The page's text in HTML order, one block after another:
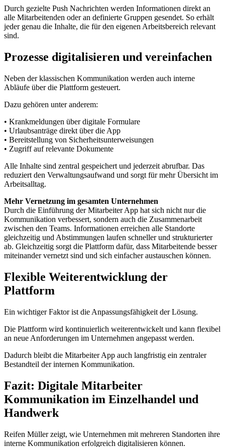
Durch gezielte Push Nachrichten werden Informationen direkt an
alle Mitarbeitenden oder an definierte Gruppen gesendet. So erhält
jeder genau die Inhalte, die für den eigenen Arbeitsbereich relevant
sind.
Prozesse digitalisieren und vereinfachen
Neben der klassischen Kommunikation werden auch interne
Abläufe über die Plattform gesteuert.
Dazu gehören unter anderem:
• Krankmeldungen über digitale Formulare
• Urlaubsanträge direkt über die App
• Bereitstellung von Sicherheitsunterweisungen
• Zugriff auf relevante Dokumente
Alle Inhalte sind zentral gespeichert und jederzeit abrufbar. Das
reduziert den Verwaltungsaufwand und sorgt für mehr Übersicht im
Arbeitsalltag.
Mehr Vernetzung im gesamten Unternehmen
Durch die Einführung der Mitarbeiter App hat sich nicht nur die
Kommunikation verbessert, sondern auch die Zusammenarbeit
zwischen den Teams. Informationen erreichen alle Standorte
gleichzeitig und Abstimmungen laufen schneller und strukturierter
ab. Gleichzeitig sorgt die Plattform dafür, dass Mitarbeitende besser
miteinander vernetzt sind und sich einfacher austauschen können.
Flexible Weiterentwicklung der
Plattform
Ein wichtiger Faktor ist die Anpassungsfähigkeit der Lösung.
Die Plattform wird kontinuierlich weiterentwickelt und kann flexibel
an neue Anforderungen im Unternehmen angepasst werden.
Dadurch bleibt die Mitarbeiter App auch langfristig ein zentraler
Bestandteil der internen Kommunikation.
Fazit: Digitale Mitarbeiter
Kommunikation im Einzelhandel und
Handwerk
Reifen Müller zeigt, wie Unternehmen mit mehreren Standorten ihre
interne Kommunikation erfolgreich digitalisieren können.